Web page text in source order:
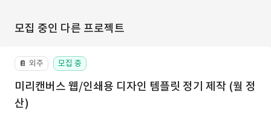
모집 중인 다른 프로젝트
📔 외주 모집 중
미리캔버스 웹/인쇄용 디자인 템플릿 정기 제작 (월 정
산)